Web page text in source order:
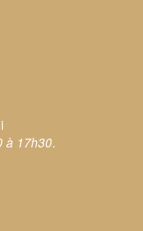
à 17h30.